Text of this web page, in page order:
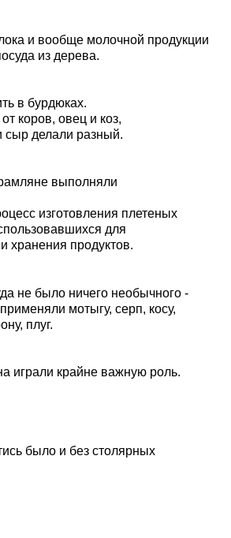
и вообще молочной продукции
из дерева.
в бурдюках.
коров, овец и коз,
сыр делали разный.
выполняли
изготовления плетеных
для
хранения продуктов.
не было ничего необычного -
мотыгу, серп, косу,
плуг.
играли крайне важную роль.
было и без столярных